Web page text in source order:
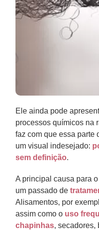
Ele ainda pode
processos químicos na
faz com que essa parte
um visual indesejado:
sem definição.
A principal causa para
um passado de
Alisamentos, por
assim como o uso
chapinhas, secadores,